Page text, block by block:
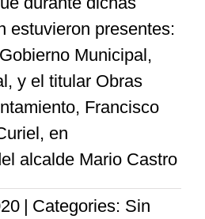
estuvieron presentes:
Municipal,
y el titular Obras
Francisco
en
alcalde Mario Castro
| Categories: Sin